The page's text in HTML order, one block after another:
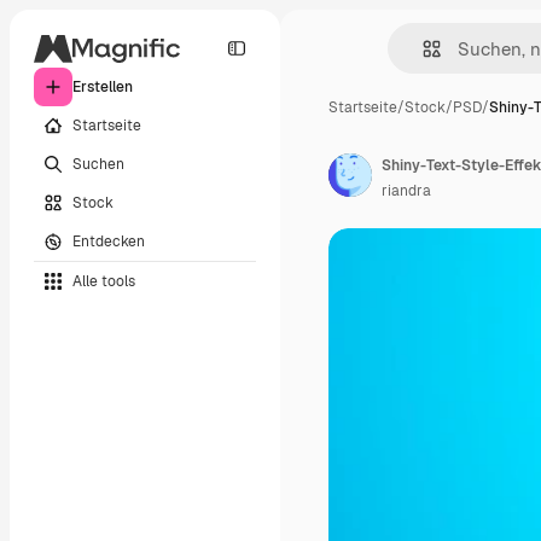
Erstellen
Startseite
Suchen
Stock
Entdecken
Alle tools
Startseite/Stock/PSD/Shiny-
Shiny-Text-Style-
riandra